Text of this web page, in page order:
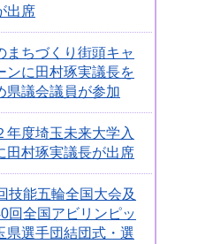
出席
まちづくり街頭キャ
ンに田村琢実議長を
県議会議員が参加
年度埼玉未来大学入
田村琢実議長が出席
技能五輪全国大会及
回全国アビリンピッ
県選手団結団式・選